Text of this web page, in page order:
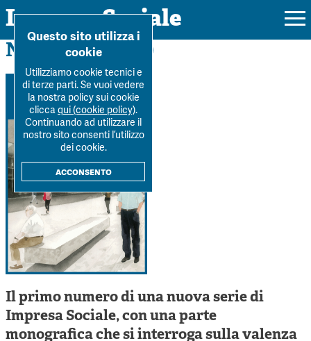
Impresa Sociale
Rivista
Ultimo numero
La Rivista
Submission
Colophon
Autori
Archivio
Argomenti
Forum
Forum
Tutti gli articoli
Autori
Argomenti
Dossier
Tutti i dossier
Workshop Impresa Sociale 2021
Impresa sociale, reciprocità e sostenibilità
Innovazione sociale
Cooperative di comunità
Chi siamo
Contatti
Sostienici
Home Numero-1-2020
Numero 1 / 2020
Il primo numero di una nuova serie di
Impresa Sociale, con una parte
monografica che si interroga sulla valenza
Questo sito utilizza i
cookie
Utilizziamo cookie tecnici e
di terze parti. Se vuoi vedere
la nostra policy sui cookie
cliccaqui (cookie policy).
Continuando ad utilizzare il
nostro sito consenti l’utilizzo
dei cookie.
acconsento